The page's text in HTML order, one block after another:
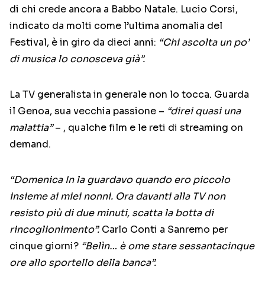
di chi crede ancora a Babbo Natale. Lucio Corsi,
indicato da molti come l’ultima anomalia del
Festival, è in giro da dieci anni: “Chi ascolta un po’
di musica lo conosceva già”.
La TV generalista in generale non lo tocca. Guarda
il Genoa, sua vecchia passione – “direi quasi una
malattia”– , qualche film e le reti di streaming on
demand.
“Domenica In la guardavo quando ero piccolo
insieme ai miei nonni. Ora davanti alla TV non
resisto più di due minuti, scatta la botta di
rincoglionimento”. Carlo Conti a Sanremo per
cinque giorni? “Belìn… è ome stare sessantacinque
ore allo sportello della banca”.